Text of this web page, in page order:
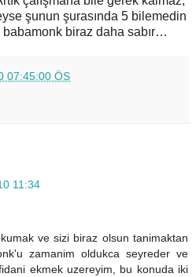
şunun şurasında 5 bilemedin
babamonk biraz daha sabır…
07:45:00 ÖS
11:34
ve sizi biraz olsun tanimaktan
zamanim oldukca seyreder ve
ekmek uzereyim, bu konuda iki